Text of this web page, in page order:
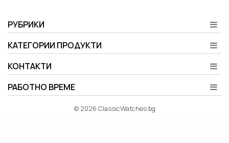
РУБРИКИ
КАТЕГОРИИ ПРОДУКТИ
КОНТАКТИ
РАБОТНО ВРЕМЕ
© 2026 ClassicWatches.bg